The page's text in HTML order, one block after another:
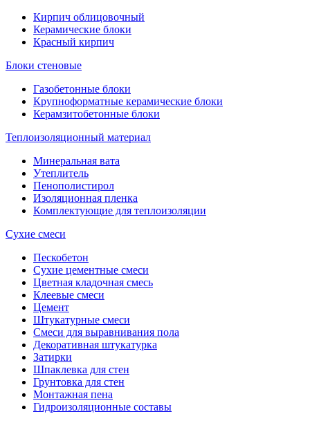
Кирпич облицовочный
Керамические блоки
Красный кирпич
Блоки стеновые
Газобетонные блоки
Крупноформатные керамические блоки
Керамзитобетонные блоки
Теплоизоляционный материал
Минеральная вата
Утеплитель
Пенополистирол
Изоляционная пленка
Комплектующие для теплоизоляции
Сухие смеси
Пескобетон
Сухие цементные смеси
Цветная кладочная смесь
Клеевые смеси
Цемент
Штукатурные смеси
Смеси для выравнивания пола
Декоративная штукатурка
Затирки
Шпаклевка для стен
Грунтовка для стен
Монтажная пена
Гидроизоляционные составы